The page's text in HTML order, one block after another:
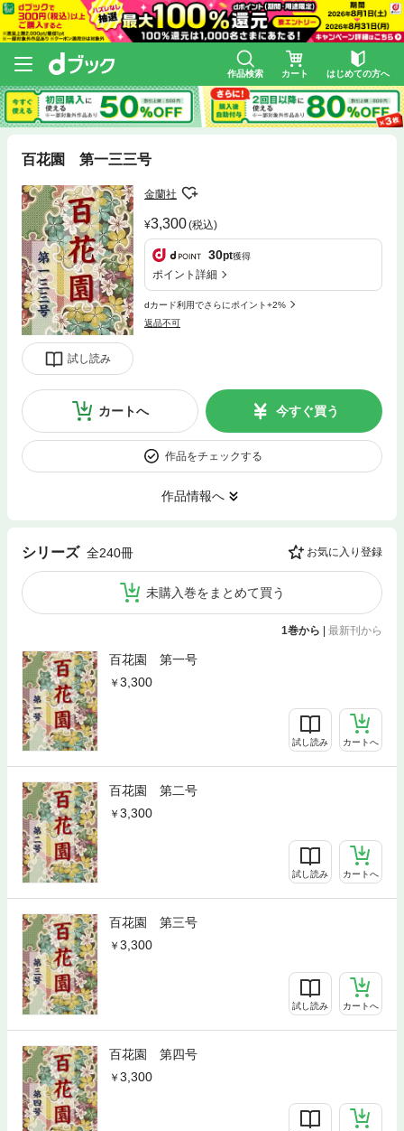
作品検索 カート はじめての方へ
百花園 第一三三号
試し読み
金蘭社
3,300(税込)
30pt獲得
ポイント詳細
dカード利用でさらにポイント+2%
返品不可
カートへ 今すぐ買う
作品をチェックする
作品情報へ
シリーズ 全240冊 お気に入り登録
未購入巻をまとめて買う
1巻から | 最新刊から
百花園 第一号
3,300
試し読み カートへ
百花園 第二号
3,300
試し読み カートへ
百花園 第三号
3,300
試し読み カートへ
百花園 第四号
3,300